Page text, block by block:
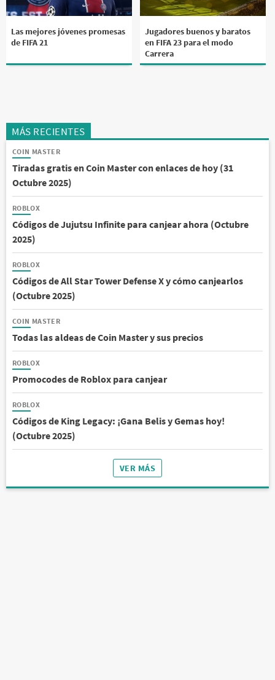
Las mejores jóvenes promesas
de FIFA 21
Jugadores buenos y baratos
en FIFA 23 para el modo
Carrera
MÁS RECIENTES
COIN MASTER
Tiradas gratis en Coin Master con enlaces de hoy (31
Octubre 2025)
ROBLOX
Códigos de Jujutsu Infinite para canjear ahora (Octubre
2025)
ROBLOX
Códigos de All Star Tower Defense X y cómo canjearlos
(Octubre 2025)
COIN MASTER
Todas las aldeas de Coin Master y sus precios
ROBLOX
Promocodes de Roblox para canjear
ROBLOX
Códigos de King Legacy: ¡Gana Belis y Gemas hoy!
(Octubre 2025)
VER MÁS